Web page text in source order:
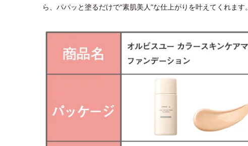
ら、パパッと塗るだけで“素肌美人”な仕上がりを叶えてくれます。